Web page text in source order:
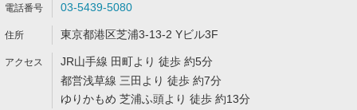
03-5439-5080
東京都港区芝浦3-13-2 Yビル3F
JR山手線 田町より 徒歩 約5分
都営浅草線 三田より 徒歩 約7分
ゆりかもめ 芝浦ふ頭より 徒歩 約13分